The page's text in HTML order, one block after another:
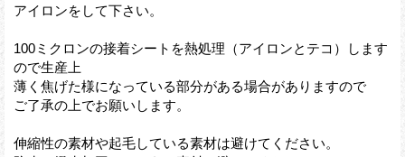
アイロンをして下さい。
100ミクロンの接着シートを熱処理（アイロンとテコ）します
ので生産上
薄く焦げた様になっている部分がある場合がありますので
ご了承の上でお願いします。
伸縮性の素材や起毛している素材は避けてください。